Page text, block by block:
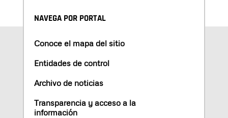
NAVEGA POR PORTAL
Conoce el mapa del sitio
Entidades de control
Archivo de noticias
Transparencia y acceso a la
información